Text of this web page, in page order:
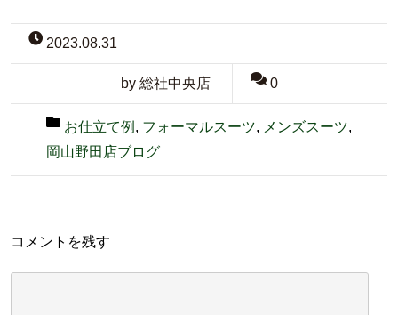
2023.08.31
by 総社中央店 0
お仕立て例 , フォーマルスーツ, メンズスーツ,
岡山野田店ブログ
コメントを残す